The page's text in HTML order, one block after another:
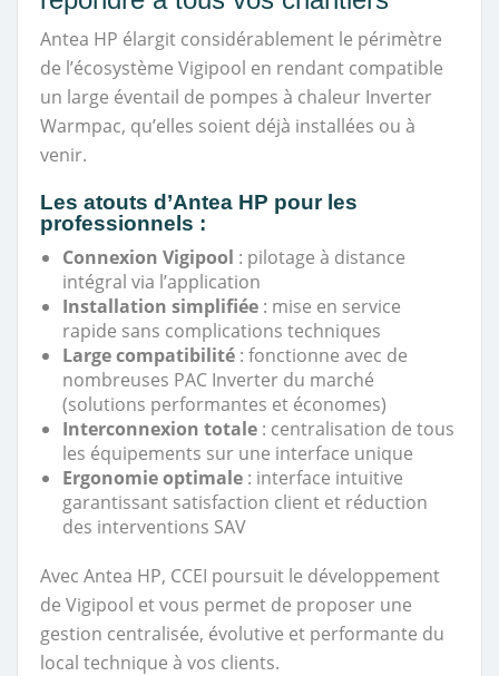
Antea HP élargit considérablement le périmètre
de l’écosystème Vigipool en rendant compatible
un large éventail de pompes à chaleur Inverter
Warmpac, qu’elles soient déjà installées ou à
venir.
Les atouts d’Antea HP pour les
professionnels :
Connexion Vigipool : pilotage à distance
intégral via l’application
Installation simplifiée : mise en service
rapide sans complications techniques
Large compatibilité : fonctionne avec de
nombreuses PAC Inverter du marché
(solutions performantes et économes)
Interconnexion totale : centralisation de tous
les équipements sur une interface unique
Ergonomie optimale : interface intuitive
garantissant satisfaction client et réduction
des interventions SAV
Avec Antea HP, CCEI poursuit le développement
de Vigipool et vous permet de proposer une
gestion centralisée, évolutive et performante du
local technique à vos clients.